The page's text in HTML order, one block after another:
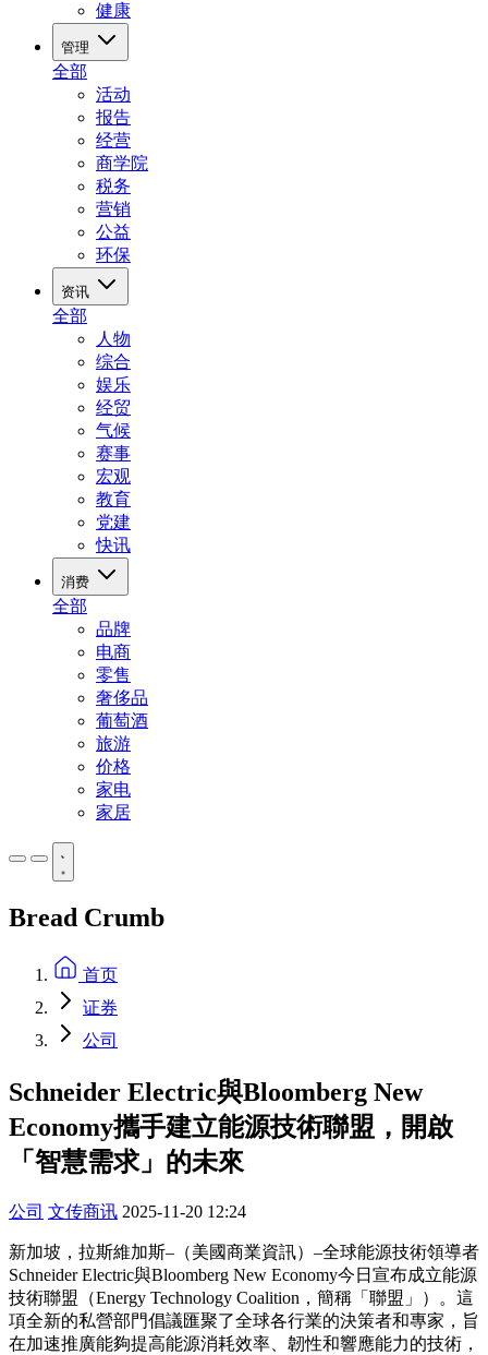
健康
管理
全部
活动
报告
经营
商学院
税务
营销
公益
环保
资讯
全部
人物
综合
娱乐
经贸
气候
赛事
宏观
教育
党建
快讯
消费
全部
品牌
电商
零售
奢侈品
葡萄酒
旅游
价格
家电
家居
Bread Crumb
首页
证券
公司
Schneider Electric與Bloomberg New
Economy攜手建立能源技術聯盟，開啟
「智慧需求」的未來
公司 文传商讯 2025-11-20 12:24
新加坡，拉斯維加斯–（美國商業資訊）–全球能源技術領導者
Schneider Electric與Bloomberg New Economy今日宣布成立能源
技術聯盟（Energy Technology Coalition，簡稱「聯盟」）。這
項全新的私營部門倡議匯聚了全球各行業的決策者和專家，旨
在加速推廣能夠提高能源消耗效率、韌性和響應能力的技術，